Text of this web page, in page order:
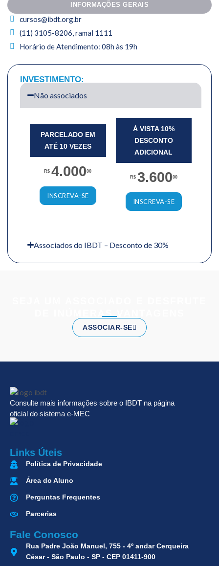
INFORMAÇÕES GERAIS
cursos@ibdt.org.br
(11) 3105-8206, ramal 1111
Horário de Atendimento: 08h às 19h
INVESTIMENTO:
Não associados
PARCELADO EM
ATÉ 10 VEZES
R$ 4.00000
INSCREVA-SE
À VISTA 10%
DESCONTO
ADICIONAL
R$ 3.60000
INSCREVA-SE
Associados do IBDT – Desconto de 30%
ASSOCIAR-SE
Consulte mais informações sobre o IBDT na página
oficial do sistema e-MEC
Links Úteis
Política de Privacidade
Área do Aluno
Perguntas Frequentes
Parcerias
Fale Conosco
Rua Padre João Manuel, 755 - 4º andar Cerqueira
César - São Paulo - SP - CEP 01411-900